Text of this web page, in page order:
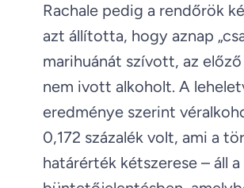
Rachale pedig a rendőrök
azt állította, hogy aznap
marihuánát szívott, az
nem ivott alkoholt. A
eredménye szerint
0,172 százalék volt, ami a
határérték kétszerese – áll a